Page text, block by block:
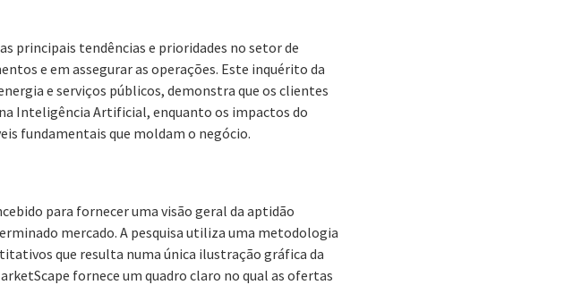
principais tendências e prioridades no setor de
e em assegurar as operações. Este inquérito da
e serviços públicos, demonstra que os clientes
Inteligência Artificial, enquanto os impactos do
fundamentais que moldam o negócio.
para fornecer uma visão geral da aptidão
mercado. A pesquisa utiliza uma metodologia
que resulta numa única ilustração gráfica da
fornece um quadro claro no qual as ofertas